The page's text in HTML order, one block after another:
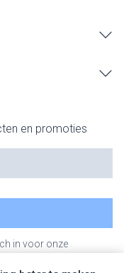
en promoties
in voor onze